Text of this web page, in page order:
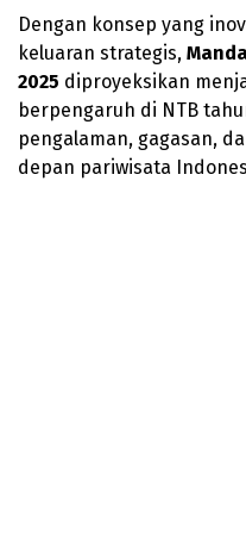
Dengan konsep yang
keluaran strategis,
2025 diproyeksikan
berpengaruh di NTB
pengalaman, gagasan,
depan pariwisata